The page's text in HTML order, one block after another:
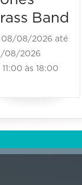
Band
08/08/2026 até
08/2026
às 18:00